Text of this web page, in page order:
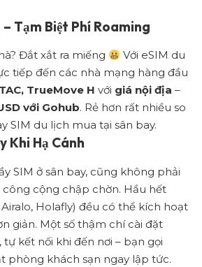
Tạm Biệt Phí Roaming
Đắt xắt ra miếng
Với eSIM du
tiếp đến các nhà mạng hàng đầu
TrueMove H với giá nội địa –
với Gohub. Rẻ hơn rất nhiều so
SIM du lịch mua tại sân bay.
Khi Hạ Cánh
SIM ở sân bay, cũng không phải
công cộng chập chờn. Hầu hết
Holafly) đều có thể kích hoạt
giản. Một số thậm chí cài đặt
, tự kết nối khi đến nơi – bạn gọi
phòng khách sạn ngay lập tức.